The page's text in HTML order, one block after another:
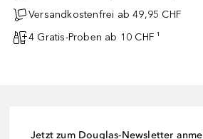
Versandkostenfrei ab 49,95 CHF
4 Gratis-Proben ab 10 CHF ¹
Jetzt zum Douglas-Newsletter